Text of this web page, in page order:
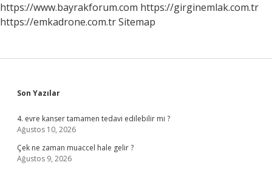
https://www.bayrakforum.com https://girginemlak.com.tr
https://emkadrone.com.trSitemap
Sidebar
Son Yazılar
4. evre kanser tamamen tedavi edilebilir mi ?
Ağustos 10, 2026
Çek ne zaman muaccel hale gelir ?
Ağustos 9, 2026